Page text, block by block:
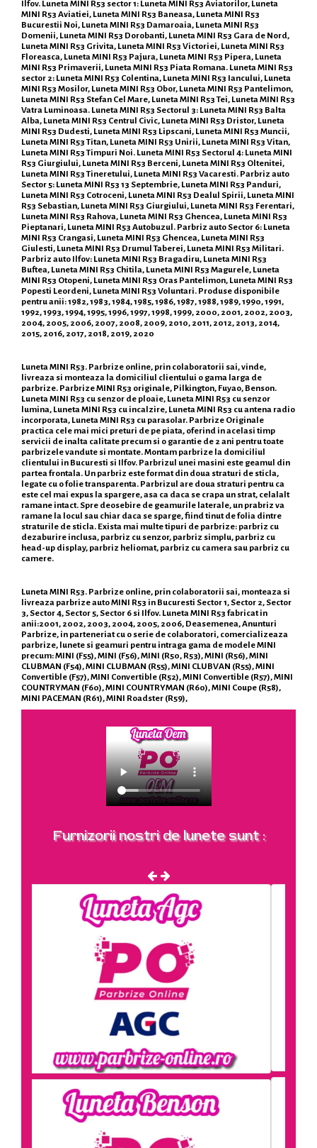
Ilfov. Luneta MINI R53 sector 1: Luneta MINI R53 Aviatorilor, Luneta
MINI R53 Aviatiei, Luneta MINI R53 Baneasa, Luneta MINI R53
Bucurestii Noi, Luneta MINI R53 Damaroaia, Luneta MINI R53
Domenii, Luneta MINI R53 Dorobanti, Luneta MINI R53 Gara de Nord,
Luneta MINI R53 Grivita, Luneta MINI R53 Victoriei, Luneta MINI R53
Floreasca, Luneta MINI R53 Pajura, Luneta MINI R53 Pipera, Luneta
MINI R53 Primaverii, Luneta MINI R53 Piata Romana. Luneta MINI R53
sector 2: Luneta MINI R53 Colentina, Luneta MINI R53 Iancului, Luneta
MINI R53 Mosilor, Luneta MINI R53 Obor, Luneta MINI R53 Pantelimon,
Luneta MINI R53 Stefan Cel Mare, Luneta MINI R53 Tei, Luneta MINI R53
Vatra Luminoasa. Luneta MINI R53 Sectorul 3: Luneta MINI R53 Balta
Alba, Luneta MINI R53 Centrul Civic, Luneta MINI R53 Dristor, Luneta
MINI R53 Dudesti, Luneta MINI R53 Lipscani, Luneta MINI R53 Muncii,
Luneta MINI R53 Titan, Luneta MINI R53 Unirii, Luneta MINI R53 Vitan,
Luneta MINI R53 Timpuri Noi. Luneta MINI R53 Sectorul 4: Luneta MINI
R53 Giurgiului, Luneta MINI R53 Berceni, Luneta MINI R53 Oltenitei,
Luneta MINI R53 Tineretului, Luneta MINI R53 Vacaresti. Parbriz auto
Sector 5: Luneta MINI R53 13 Septembrie, Luneta MINI R53 Panduri,
Luneta MINI R53 Cotroceni, Luneta MINI R53 Dealul Spirii, Luneta MINI
R53 Sebastian, Luneta MINI R53 Giurgiului, Luneta MINI R53 Ferentari,
Luneta MINI R53 Rahova, Luneta MINI R53 Ghencea, Luneta MINI R53
Pieptanari, Luneta MINI R53 Autobuzul. Parbriz auto Sector 6: Luneta
MINI R53 Crangasi, Luneta MINI R53 Ghencea, Luneta MINI R53
Giulesti, Luneta MINI R53 Drumul Taberei, Luneta MINI R53 Militari.
Parbriz auto Ilfov: Luneta MINI R53 Bragadiru, Luneta MINI R53
Buftea, Luneta MINI R53 Chitila, Luneta MINI R53 Magurele, Luneta
MINI R53 Otopeni, Luneta MINI R53 Oras Pantelimon, Luneta MINI R53
Popesti Leordeni, Luneta MINI R53 Voluntari. Produse disponibile
pentru anii: 1982, 1983, 1984, 1985, 1986, 1987, 1988, 1989, 1990, 1991,
1992, 1993, 1994, 1995, 1996, 1997, 1998, 1999, 2000, 2001, 2002, 2003,
2004, 2005, 2006, 2007, 2008, 2009, 2010, 2011, 2012, 2013, 2014,
2015, 2016, 2017, 2018, 2019, 2020
Luneta MINI R53. Parbrize online, prin colaboratorii sai, vinde,
livreaza si monteaza la domiciliul clientului o gama larga de
parbrize. Parbrize MINI R53 originale, Pilkington, Fuyao, Benson.
Luneta MINI R53 cu senzor de ploaie, Luneta MINI R53 cu senzor
lumina, Luneta MINI R53 cu incalzire, Luneta MINI R53 cu antena radio
incorporata, Luneta MINI R53 cu parasolar. Parbrize Originale
practica cele mai mici preturi de pe piata, oferind in acelasi timp
servicii de inalta calitate precum si o garantie de 2 ani pentru toate
parbrizele vandute si montate. Montam parbrize la domiciliul
clientului in Bucuresti si Ilfov. Parbrizul unei masini este geamul din
partea frontala. Un parbriz este format din doua straturi de sticla,
legate cu o folie transparenta. Parbrizul are doua straturi pentru ca
este cel mai expus la spargere, asa ca daca se crapa un strat, celalalt
ramane intact. Spre deosebire de geamurile laterale, un prabriz va
ramane la locul sau chiar daca se sparge, fiind tinut de folia dintre
straturile de sticla. Exista mai multe tipuri de parbrize: parbriz cu
dezaburire inclusa, parbriz cu senzor, parbriz simplu, parbriz cu
head-up display, parbriz heliomat, parbriz cu camera sau parbriz cu
camere.
Luneta MINI R53. Parbrize online, prin colaboratorii sai, monteaza si
livreaza parbrize auto MINI R53 in Bucuresti Sector 1, Sector 2, Sector
3, Sector 4, Sector 5, Sector 6 si Ilfov. Luneta MINI R53 fabricat in
anii:2001, 2002, 2003, 2004, 2005, 2006, Deasemenea, Anunturi
Parbrize, in parteneriat cu o serie de colaboratori, comercializeaza
parbrize, lunete si geamuri pentru intraga gama de modele MINI
precum: MINI (F55), MINI (F56), MINI (R50, R53), MINI (R56), MINI
CLUBMAN (F54), MINI CLUBMAN (R55), MINI CLUBVAN (R55), MINI
Convertible (F57), MINI Convertible (R52), MINI Convertible (R57), MINI
COUNTRYMAN (F60), MINI COUNTRYMAN (R60), MINI Coupe (R58),
MINI PACEMAN (R61), MINI Roadster (R59),
Furnizorii nostri de lunete sunt :